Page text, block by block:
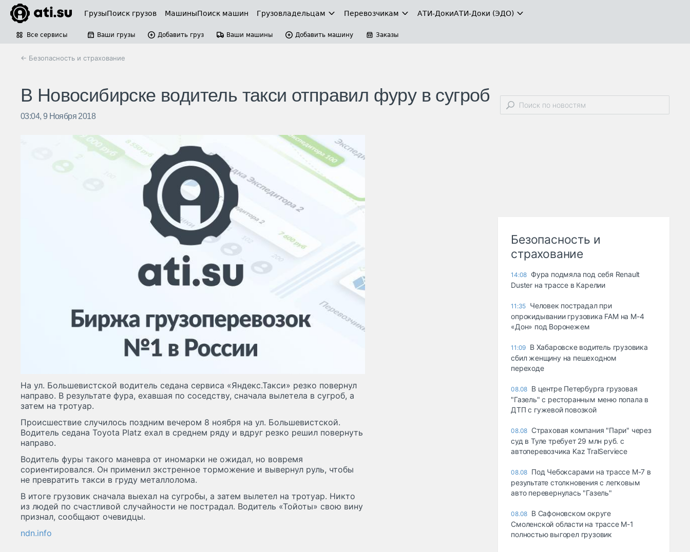
ГрузыПоиск грузов МашиныПоиск машин Грузовладельцам Перевозчикам АТИ-ДокиАТИ-Доки (ЭДО)
Все сервисы Ваши грузы Добавить груз Ваши машины Добавить машину Заказы
← Безопасность и страхование
В Новосибирске водитель такси отправил фуру в сугроб
03:04, 9 Ноября 2018
На ул. Большевистской водитель седана сервиса «Яндекс.Такси» резко повернул
направо. В результате фура, ехавшая по соседству, сначала вылетела в сугроб, а
затем на тротуар.
Происшествие случилось поздним вечером 8 ноября на ул. Большевистской.
Водитель седана Toyota Platz ехал в среднем ряду и вдруг резко решил повернуть
направо.
Водитель фуры такого маневра от иномарки не ожидал, но вовремя
сориентировался. Он применил экстренное торможение и вывернул руль, чтобы
не превратить такси в груду металлолома.
В итоге грузовик сначала выехал на сугробы, а затем вылетел на тротуар. Никто
из людей по счастливой случайности не пострадал. Водитель «Тойоты» свою вину
признал, сообщают очевидцы.
ndn.info
Безопасность и
страхование
14:08 Фура подмяла под себя Renault
Duster на трассе в Карелии
11:35 Человек пострадал при
опрокидывании грузовика FAM на М-4
«Дон» под Воронежем
11:09 В Хабаровске водитель грузовика
сбил женщину на пешеходном
переходе
08.08 В центре Петербурга грузовая
"Газель" с ресторанным меню попала в
ДТП с гужевой повозкой
08.08 Страховая компания "Пари" через
суд в Туле требует 29 млн руб. с
автоперевозчика Kaz TralServiece
08.08 Под Чебоксарами на трассе М-7 в
результате столкновения с легковым
авто перевернулась "Газель"
08.08 В Сафоновском округе
Смоленской области на трассе М-1
полностью выгорел грузовик